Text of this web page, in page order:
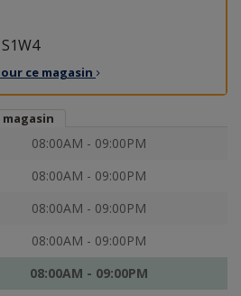
ce magasin
08:00AM - 09:00PM
08:00AM - 09:00PM
08:00AM - 09:00PM
08:00AM - 09:00PM
08:00AM - 09:00PM